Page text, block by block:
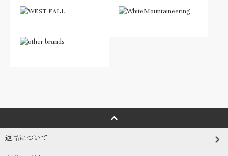
返品について